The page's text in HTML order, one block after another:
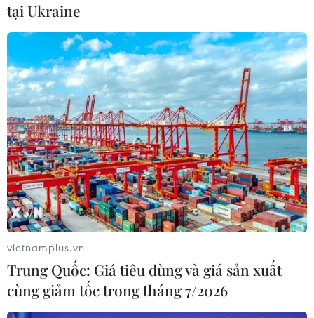
tại Ukraine
vietnamplus.vn
Trung Quốc: Giá tiêu dùng và giá sản xuất
cùng giảm tốc trong tháng 7/2026